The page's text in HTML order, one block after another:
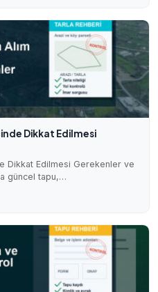
Dikkat Edilmesi
Dikkat Edilmesi Gerekenler ve
güncel tapu,…